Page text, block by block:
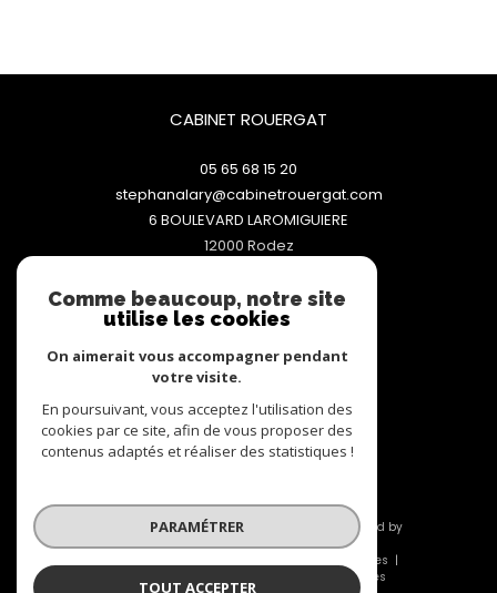
CABINET ROUERGAT
05 65 68 15 20
stephanalary@cabinetrouergat.com
6 BOULEVARD LAROMIGUIERE
12000
rodez
NOUS SUIVRE SUR
ADHÉRENTS
© 2026 | Tous droits réservés | Traduction powered by
Google |
Mentions légales
Cookies
Comme beaucoup, notre site
utilise les cookies
On aimerait vous accompagner pendant
votre visite.
En poursuivant, vous acceptez l'utilisation des
cookies par ce site, afin de vous proposer des
contenus adaptés et réaliser des statistiques !
PARAMÉTRER
TOUT ACCEPTER